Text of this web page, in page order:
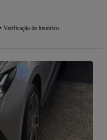
Verificação de histórico